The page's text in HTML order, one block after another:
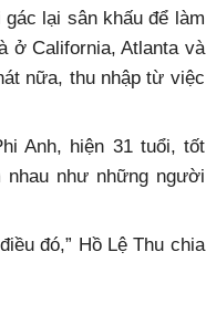
lại sân khấu để làm
ở California, Atlanta và
nữa, thu nhập từ việc
Anh, hiện 31 tuổi, tốt
nhau như những người
đó,” Hồ Lệ Thu chia